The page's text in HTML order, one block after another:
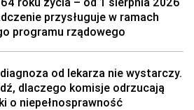
przysługuje w ramach
programu rządowego
od lekarza nie wystarczy.
dlaczego komisje odrzucają
o niepełnosprawność